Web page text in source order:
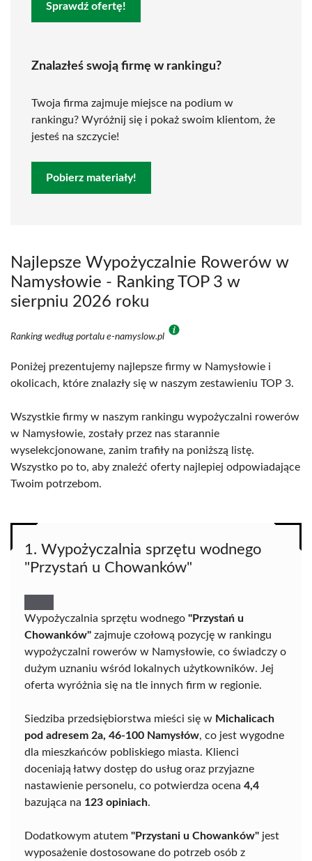
Sprawdź ofertę!
Znalazłeś swoją firmę w rankingu?
Twoja firma zajmuje miejsce na podium w
rankingu? Wyróżnij się i pokaż swoim klientom, że
jesteś na szczycie!
Pobierz materiały!
Najlepsze Wypożyczalnie Rowerów w
Namysłowie - Ranking TOP 3 w
sierpniu 2026 roku
Ranking według portalu e-namyslow.pl
Poniżej prezentujemy najlepsze firmy w Namysłowie i
okolicach, które znalazły się w naszym zestawieniu TOP 3.
Wszystkie firmy w naszym rankingu wypożyczalni rowerów
w Namysłowie, zostały przez nas starannie
wyselekcjonowane, zanim trafiły na poniższą listę.
Wszystko po to, aby znaleźć oferty najlepiej odpowiadające
Twoim potrzebom.
1. Wypożyczalnia sprzętu wodnego
"Przystań u Chowanków"
Wypożyczalnia sprzętu wodnego "Przystań u
Chowanków" zajmuje czołową pozycję w rankingu
wypożyczalni rowerów w Namysłowie, co świadczy o
dużym uznaniu wśród lokalnych użytkowników. Jej
oferta wyróżnia się na tle innych firm w regionie.
Siedziba przedsiębiorstwa mieści się w Michalicach
pod adresem 2a, 46-100 Namysłów, co jest wygodne
dla mieszkańców pobliskiego miasta. Klienci
doceniają łatwy dostęp do usług oraz przyjazne
nastawienie personelu, co potwierdza ocena 4,4
bazująca na 123 opiniach.
Dodatkowym atutem "Przystani u Chowanków" jest
wyposażenie dostosowane do potrzeb osób z